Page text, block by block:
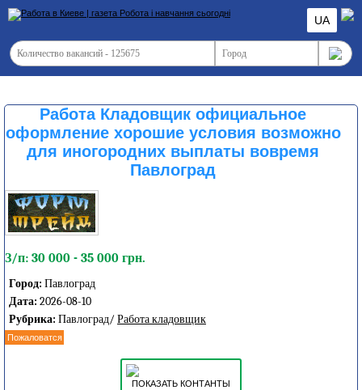
UA
Работа Кладовщик официальное
оформление хорошие условия возможно
для иногородних выплаты вовремя
Павлоград
З/п: 30 000 - 35 000 грн.
Город: Павлоград
Дата: 2026-08-10
Рубрика: Павлоград/ Работа кладовщик
Пожаловатся
ПОКАЗАТЬ КОНТАНТЫ